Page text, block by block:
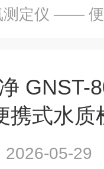
测定仪 ——
GNST-
式水质
2026-05-